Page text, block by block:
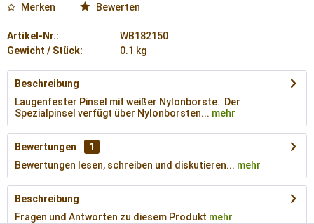
Merken Bewerten
Artikel-Nr.:
WB182150
Gewicht / Stück:
0.1 kg
Beschreibung
Laugenfester Pinsel mit weißer Nylonborste. Der
Spezialpinsel verfügt über Nylonborsten... mehr
Bewertungen
1
Bewertungen lesen, schreiben und diskutieren... mehr
Beschreibung
Fragen und Antworten zu diesem Produkt mehr